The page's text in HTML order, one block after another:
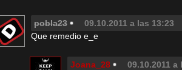
pobla23 09.10.2011 a las 13:23
Que remedio e_e
Joana_28 09.10.2011 a